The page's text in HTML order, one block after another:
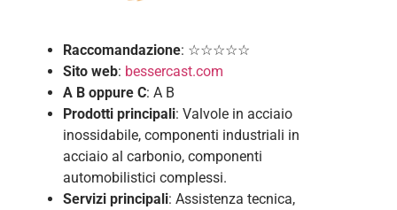
Raccomandazione: ☆☆☆☆☆
Sito web: bessercast.com
A B oppure C: A B
Prodotti principali: Valvole in acciaio
inossidabile, componenti industriali in
acciaio al carbonio, componenti
automobilistici complessi.
Servizi principali: Assistenza tecnica,